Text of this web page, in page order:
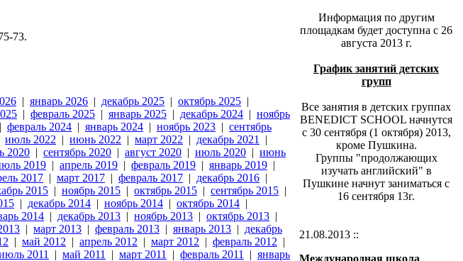
73.
| январь 2026 | декабрь 2025 | октябрь 2025 |
| февраль 2025 | январь 2025 | декабрь 2024 | ноябрь
| февраль 2024 | январь 2024 | ноябрь 2023 | сентябрь
июль 2022 | июнь 2022 | март 2022 | декабрь 2021
|
2020 | сентябрь 2020 | август 2020 | июль 2020 | июнь
2019 | апрель 2019 | февраль 2019 | январь 2019 |
2017 | март 2017 | февраль 2017 | декабрь 2016 |
2015 | ноябрь 2015 | октябрь 2015 | сентябрь 2015 |
| декабрь 2014 | ноябрь 2014 | октябрь 2014 |
2014 | декабрь 2013 | ноябрь 2013 | октябрь 2013 |
| март 2013 | февраль 2013 | январь 2013 | декабрь
| май 2012 | апрель 2012 | март 2012 | февраль 2012 |
2011 | май 2011 | март 2011 | февраль 2011 | январь
Информация по другим
площадкам будет доступна с 26
августа 2013 г.
График занятий детских
групп
Все занятия в детских группах
BENEDICT SCHOOL начнутся
с 30 сентября (1 октября) 2013,
кроме Пушкина.
Группы "продолжающих
изучать английский" в
Пушкине начнут заниматься с
16 сентября 13г.
21.08.2013 ::
Международная школа